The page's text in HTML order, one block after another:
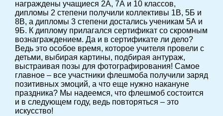
награждены учащиеся 2А, 7А и 10 классов,
дипломы 2 степени получили коллективы 1В, 5Б и
8В, а дипломы 3 степени достались ученикам 5А и
9Б. К диплому прилагался сертификат со скромным
вознаграждением. Да и в сертификате ли дело?
Ведь это особое время, которое учителя провели с
детьми, выбирая картины, подбирая антураж,
выстраивая позы для фотографирования! Самое
главное – все участники флешмоба получили заряд
позитивных эмоций, а что еще нужно накануне
праздника? Мы надеемся, что флешмоб состоится
и в следующем году, ведь повторяться – это
искусство!